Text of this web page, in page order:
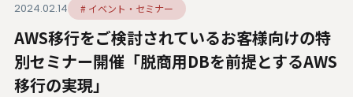
SDGsへの取り組み
健康経営宣言
ダイバーシティ・エクイティ＆インクルージョン
人材関連データ・社外からの評価
2024.02.14 # イベント・セミナー
AWS移行をご検討されているお客様向けの特
別セミナー開催「脱商用DBを前提とするAWS
移行の実現」